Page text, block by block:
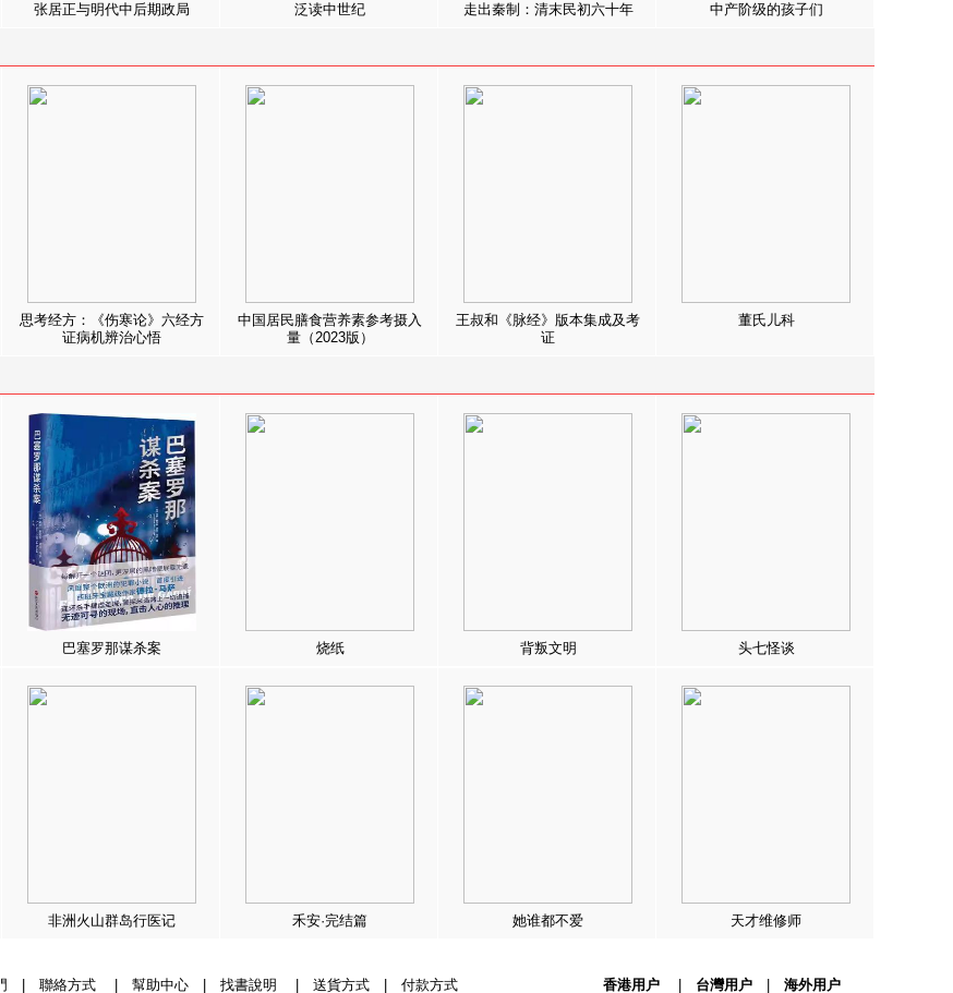
张居正与明代中后期政局 泛读中世纪 走出秦制：清末民初六十年 中产阶级的孩子们
思考经方：《伤寒论》六经方
证病机辨治心悟
中国居民膳食营养素参考摄入
量（2023版）
王叔和《脉经》版本集成及考
证
董氏儿科
巴塞罗那谋杀案 烧纸 背叛文明 头七怪谈
非洲火山群岛行医记 禾安·完结篇 她谁都不爱 天才维修师
聯絡方式| 幫助中心| 找書說明 送貨方式| 付款方式 香港用户| 台灣用户| 海外用户